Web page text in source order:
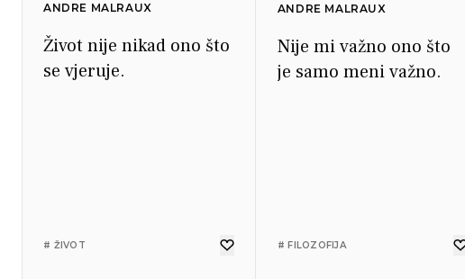
ANDRE MALRAUX
Život nije nikad ono što
se vjeruje.
# ŽIVOT
ANDRE MALRAUX
Nije mi važno ono što
je samo meni važno.
# FILOZOFIJA